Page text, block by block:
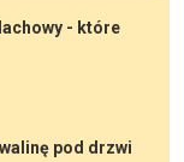
- które
pod drzwi